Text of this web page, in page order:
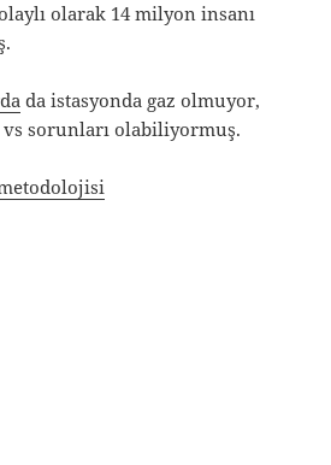
olarak 14 milyon insanı
da istasyonda gaz olmuyor,
sorunları olabiliyormuş.